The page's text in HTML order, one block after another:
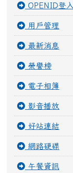
OPENID登入
用戶管理
最新消息
榮譽榜
電子相簿
影音播放
好站連結
網路硬碟
午餐資訊